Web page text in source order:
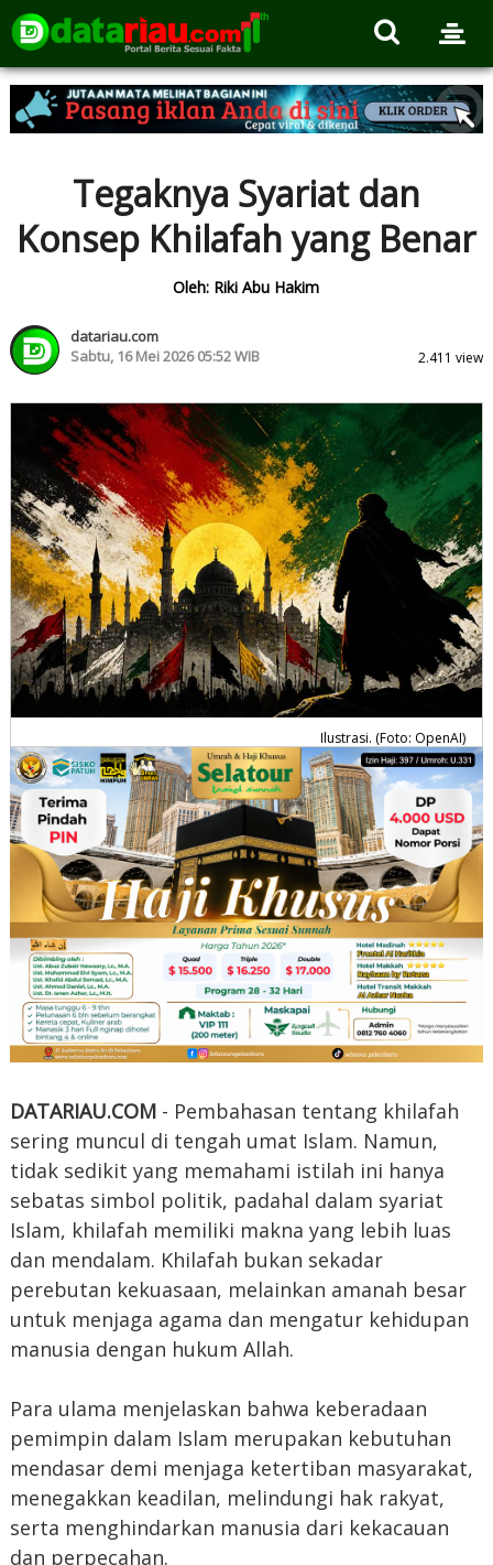
Tegaknya Syariat dan
Konsep Khilafah yang Benar
Oleh: Riki Abu Hakim
datariau.com
Sabtu, 16 Mei 2026 05:52 WIB
2.411 view
Ilustrasi. (Foto: OpenAI)
DATARIAU.COM - Pembahasan tentang khilafah
sering muncul di tengah umat Islam. Namun,
tidak sedikit yang memahami istilah ini hanya
sebatas simbol politik, padahal dalam syariat
Islam, khilafah memiliki makna yang lebih luas
dan mendalam. Khilafah bukan sekadar
perebutan kekuasaan, melainkan amanah besar
untuk menjaga agama dan mengatur kehidupan
manusia dengan hukum Allah.
Para ulama menjelaskan bahwa keberadaan
pemimpin dalam Islam merupakan kebutuhan
mendasar demi menjaga ketertiban masyarakat,
menegakkan keadilan, melindungi hak rakyat,
serta menghindarkan manusia dari kekacauan
dan perpecahan.